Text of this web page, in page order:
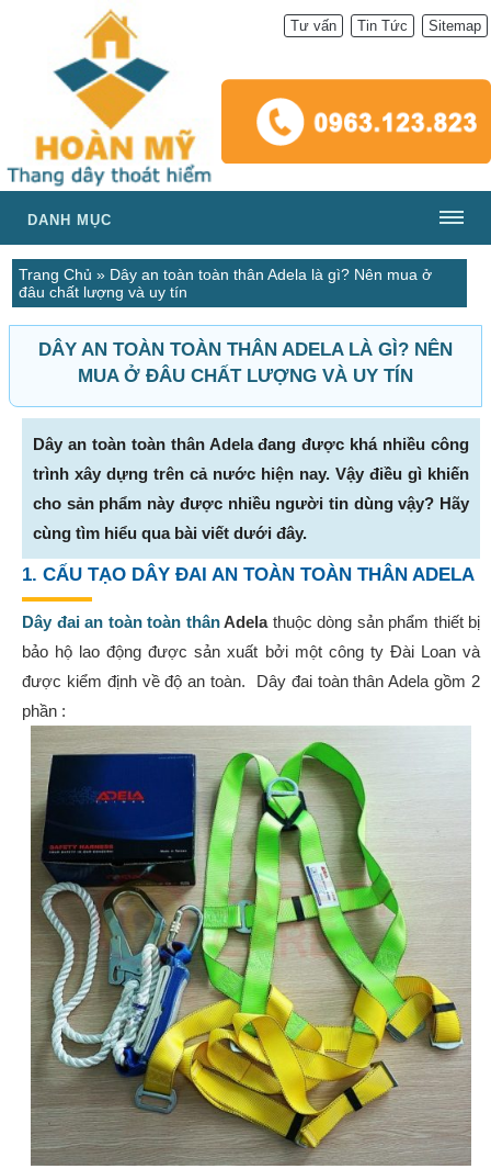
Tư vấn Tin Tức Sitemap
DANH MỤC
Trang Chủ » Dây an toàn toàn thân Adela là gì? Nên mua ở
đâu chất lượng và uy tín
DÂY AN TOÀN TOÀN THÂN ADELA LÀ GÌ? NÊN
MUA Ở ĐÂU CHẤT LƯỢNG VÀ UY TÍN
Dây an toàn toàn thân Adela đang được khá nhiều công
trình xây dựng trên cả nước hiện nay. Vậy điều gì khiến
cho sản phẩm này được nhiều người tin dùng vậy? Hãy
cùng tìm hiểu qua bài viết dưới đây.
1. CẤU TẠO DÂY ĐAI AN TOÀN TOÀN THÂN ADELA
Dây đai an toàn toàn thânAdelathuộc dòng sản phẩm thiết bị
bảo hộ lao động được sản xuất bởi một công ty Đài Loan và
được kiểm định về độ an toàn. Dây đai toàn thân Adela gồm 2
phần :